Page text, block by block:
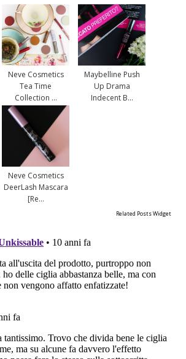
Neve Cosmetics
Tea Time
Collection ...
Maybelline Push
Up Drama
Indecent B...
Neve Cosmetics
DeerLash Mascara
[Re...
Related Posts Widget